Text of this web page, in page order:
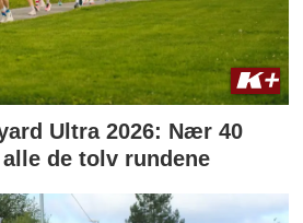
Ultra 2026: Nær 40
de tolv rundene